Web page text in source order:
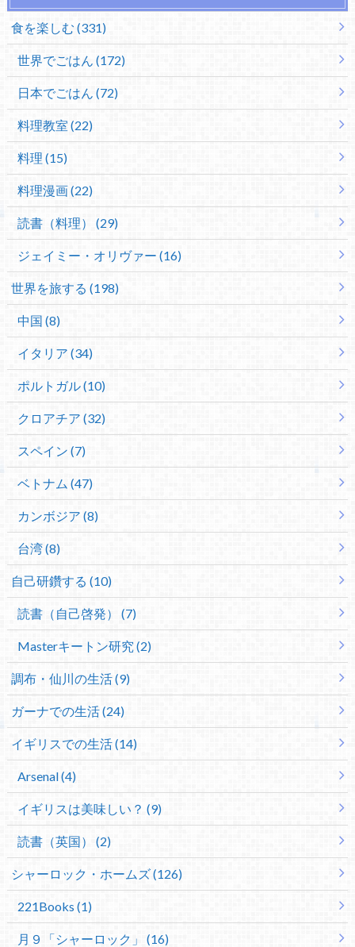
食を楽しむ (331)
世界でごはん (172)
日本でごはん (72)
料理教室 (22)
料理 (15)
料理漫画 (22)
読書（料理） (29)
ジェイミー・オリヴァー (16)
世界を旅する (198)
中国 (8)
イタリア (34)
ポルトガル (10)
クロアチア (32)
スペイン (7)
ベトナム (47)
カンボジア (8)
台湾 (8)
自己研鑽する (10)
読書（自己啓発） (7)
Masterキートン研究 (2)
調布・仙川の生活 (9)
ガーナでの生活 (24)
イギリスでの生活 (14)
Arsenal (4)
イギリスは美味しい？ (9)
読書（英国） (2)
シャーロック・ホームズ (126)
221Books (1)
月９「シャーロック」 (16)